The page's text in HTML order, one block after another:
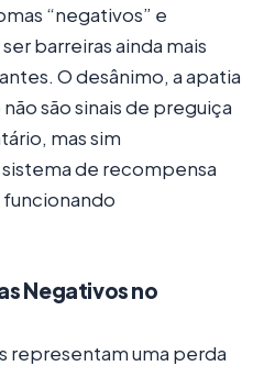
“negativos” e
barreiras ainda mais
O desânimo, a apatia
são sinais de preguiça
mas sim
de recompensa
Negativos no
representam uma perda